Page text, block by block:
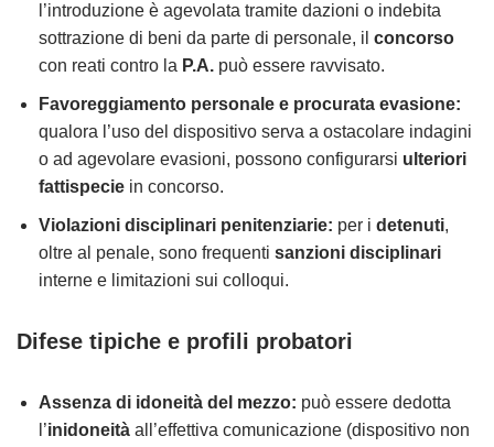
l’introduzione è agevolata tramite dazioni o indebita
sottrazione di beni da parte di personale, il concorso
con reati contro la P.A. può essere ravvisato.
Favoreggiamento personale e procurata evasione:
qualora l’uso del dispositivo serva a ostacolare indagini
o ad agevolare evasioni, possono configurarsi ulteriori
fattispecie in concorso.
Violazioni disciplinari penitenziarie: per i detenuti,
oltre al penale, sono frequenti sanzioni disciplinari
interne e limitazioni sui colloqui.
Difese tipiche e profili probatori
Assenza di idoneità del mezzo: può essere dedotta
l’inidoneità all’effettiva comunicazione (dispositivo non